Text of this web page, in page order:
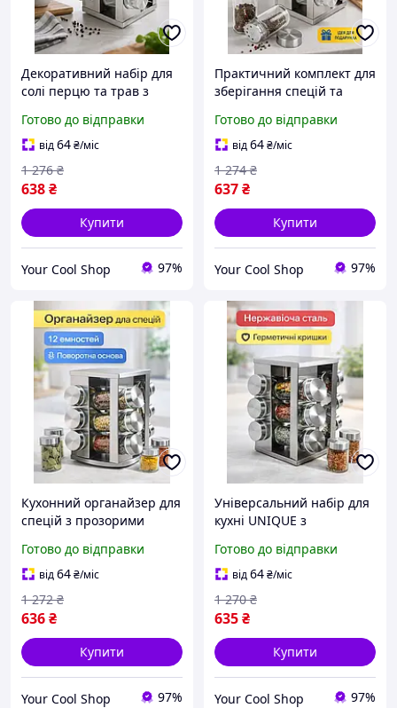
Декоративний набір для
солі перцю та трав з
підставкою для
компактного зберігання
на кухні
Готово до відправки
від64₴/міс
638₴
1 276 ₴
Купити
Your Cool Shop 97%
Практичний комплект для
зберігання спецій та
ємностей з кришками
шейкерами та стійкою
Готово до відправки
від64₴/міс
637₴
1 274 ₴
Купити
Your Cool Shop 97%
Кухонний органайзер для
спецій з прозорими
металевою підставкою
для зручного зберігання.
Готово до відправки
від64₴/міс
636₴
1 272 ₴
Купити
Your Cool Shop 97%
Універсальний набір для
кухні UNIQUE з
баночками для солі
перцю та спецій
Готово до відправки
від64₴/міс
635₴
1 270 ₴
Купити
Your Cool Shop 97%